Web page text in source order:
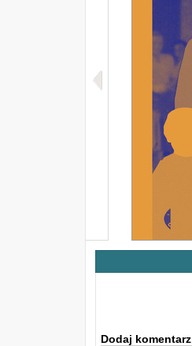
Dodaj komentarz